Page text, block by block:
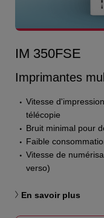
IM 350FSE
Imprimantes
Vitesse
télécopie
Bruit minimal pour
Faible
Vitesse de
verso)
En savoir plus